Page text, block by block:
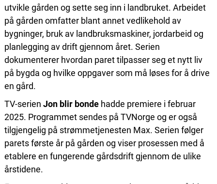
utvikle gården og sette seg inn i landbruket. Arbeidet
på gården omfatter blant annet vedlikehold av
bygninger, bruk av landbruksmaskiner, jordarbeid og
planlegging av drift gjennom året. Serien
dokumenterer hvordan paret tilpasser seg et nytt liv
på bygda og hvilke oppgaver som må løses for å drive
en gård.
TV-serien Jon blir bondehadde premiere i februar
2025. Programmet sendes på TVNorge og er også
tilgjengelig på strømmetjenesten Max. Serien følger
parets første år på gården og viser prosessen med å
etablere en fungerende gårdsdrift gjennom de ulike
årstidene.